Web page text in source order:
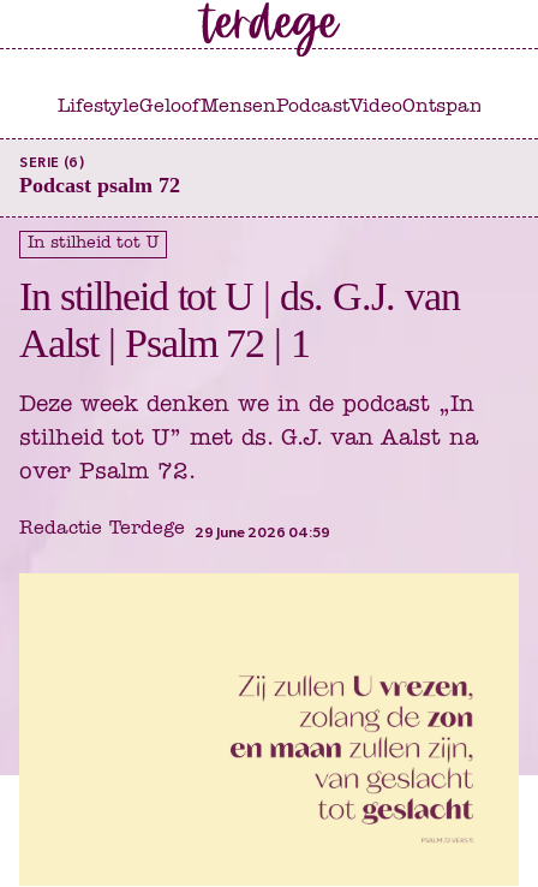
LifestyleGeloofMensenPodcastVideoOntspannen
SERIE (6)
Podcast psalm 72
In stilheid tot U
In stilheid tot U | ds. G.J. van
Aalst | Psalm 72 | 1
Deze week denken we in de podcast „In
stilheid tot U” met ds. G.J. van Aalst na
over Psalm 72.
Redactie Terdege 29 June 2026 04:59